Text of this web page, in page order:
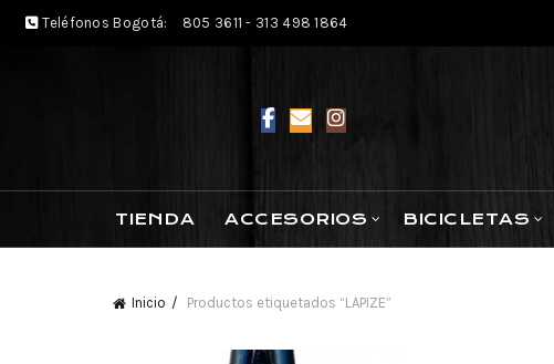
Teléfonos Bogotá: 805 3611 - 313 498 1864
TIENDA ACCESORIOS BICICLETAS
Inicio Productos etiquetados “LAPIZE”